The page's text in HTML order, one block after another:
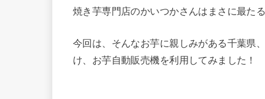
焼き芋専門店のかいつかさんはまさに最たる
今回は、そんなお芋に親しみがある千葉県
け、お芋自動販売機を利用してみました！